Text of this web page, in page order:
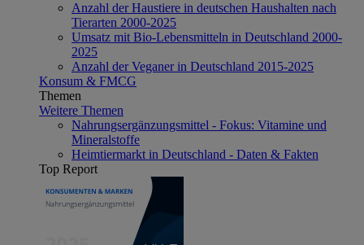
Anzahl der Haustiere in deutschen Haushalten nach
Tierarten 2000-2025
Umsatz mit Bio-Lebensmitteln in Deutschland 2000-
2025
Anzahl der Veganer in Deutschland 2015-2025
Konsum & FMCG
Themen
Weitere Themen
Nahrungsergänzungsmittel - Fokus: Vitamine und
Mineralstoffe
Heimtiermarkt in Deutschland - Daten & Fakten
Top Report